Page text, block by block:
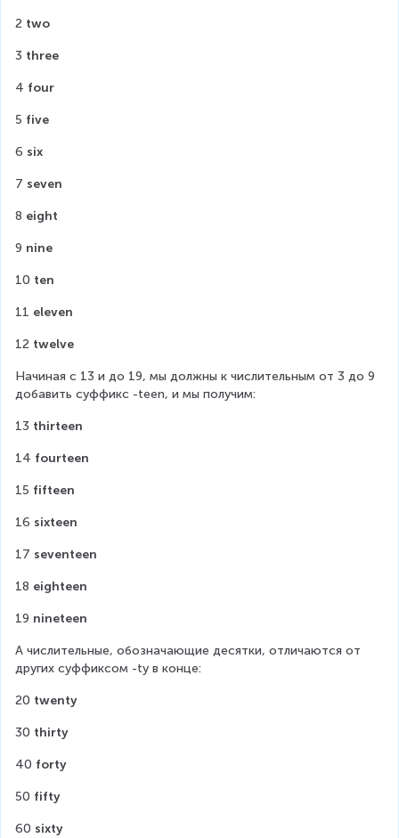
2 two
3 three
4 four
5 five
6 six
7 seven
8 eight
9 nine
10 ten
11 eleven
12 twelve
Начиная с 13 и до 19, мы должны к числительным от 3 до 9
добавить суффикс -teen, и мы получим:
13 thirteen
14 fourteen
15 fifteen
16 sixteen
17 seventeen
18 eighteen
19 nineteen
А числительные, обозначающие десятки, отличаются от
других суффиксом -ty в конце:
20 twenty
30 thirty
40 forty
50 fifty
60 sixty